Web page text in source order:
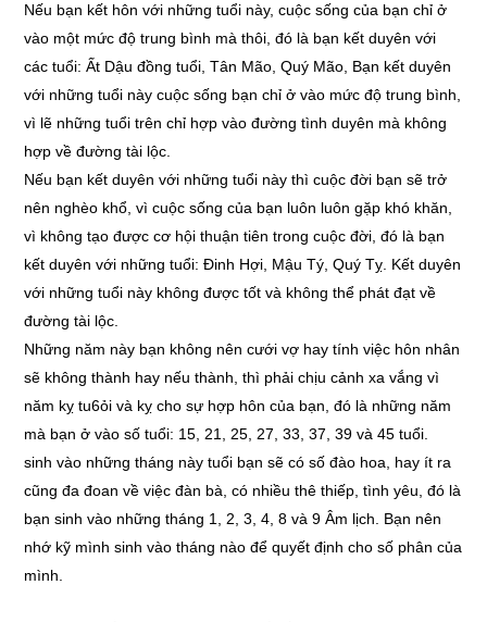
Nếu bạn kết hôn với những tuổi này, cuộc sống của bạn chỉ ở
vào một mức độ trung bình mà thôi, đó là bạn kết duyên với
các tuổi: Ất Dậu đồng tuổi, Tân Mão, Quý Mão, Bạn kết duyên
với những tuổi này cuộc sống bạn chỉ ở vào mức độ trung bình,
vì lẽ những tuổi trên chỉ hợp vào đường tình duyên mà không
hợp về đường tài lộc.
Nếu bạn kết duyên với những tuổi này thì cuộc đời bạn sẽ trở
nên nghèo khổ, vì cuộc sống của bạn luôn luôn gặp khó khăn,
vì không tạo được cơ hội thuận tiên trong cuộc đời, đó là bạn
kết duyên với những tuổi: Đinh Hợi, Mậu Tý, Quý Tỵ. Kết duyên
với những tuổi này không được tốt và không thể phát đạt về
đường tài lộc.
Những năm này bạn không nên cưới vợ hay tính việc hôn nhân
sẽ không thành hay nếu thành, thì phải chịu cảnh xa vắng vì
năm kỵ tu6ỏi và kỵ cho sự hợp hôn của bạn, đó là những năm
mà bạn ở vào số tuổi: 15, 21, 25, 27, 33, 37, 39 và 45 tuổi.
sinh vào những tháng này tuổi bạn sẽ có số đào hoa, hay ít ra
cũng đa đoan về việc đàn bà, có nhiều thê thiếp, tình yêu, đó là
bạn sinh vào những tháng 1, 2, 3, 4, 8 và 9 Âm lịch. Bạn nên
nhớ kỹ mình sinh vào tháng nào để quyết định cho số phân của
mình.